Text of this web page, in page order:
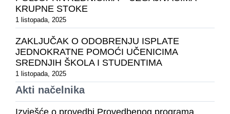
KRUPNE STOKE
1 listopada, 2025
ZAKLJUČAK O ODOBRENJU ISPLATE
JEDNOKRATNE POMOĆI UČENICIMA
SREDNJIH ŠKOLA I STUDENTIMA
1 listopada, 2025
Akti načelnika
Izvješće o provedbi Provedbenog programa